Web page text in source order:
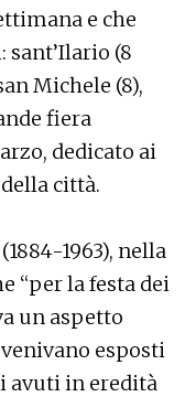
e che
(8
Michele (8),
fiera
dedicato ai
città.
1963), nella
“per la festa dei
un aspetto
esposti
avuti in eredità